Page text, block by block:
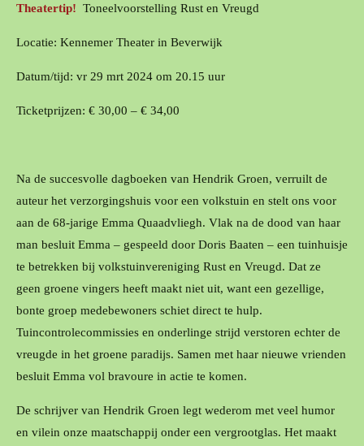
Theatertip! Toneelvoorstelling Rust en Vreugd
Locatie: Kennemer Theater in Beverwijk
Datum/tijd: vr 29 mrt 2024 om 20.15 uur
Ticketprijzen: € 30,00 – € 34,00
Na de succesvolle dagboeken van Hendrik Groen, verruilt de
auteur het verzorgingshuis voor een volkstuin en stelt ons voor
aan de 68-jarige Emma Quaadvliegh. Vlak na de dood van haar
man besluit Emma – gespeeld door Doris Baaten – een tuinhuisje
te betrekken bij volkstuinvereniging Rust en Vreugd. Dat ze
geen groene vingers heeft maakt niet uit, want een gezellige,
bonte groep medebewoners schiet direct te hulp.
Tuincontrolecommissies en onderlinge strijd verstoren echter de
vreugde in het groene paradijs. Samen met haar nieuwe vrienden
besluit Emma vol bravoure in actie te komen.
De schrijver van Hendrik Groen legt wederom met veel humor
en vilein onze maatschappij onder een vergrootglas. Het maakt